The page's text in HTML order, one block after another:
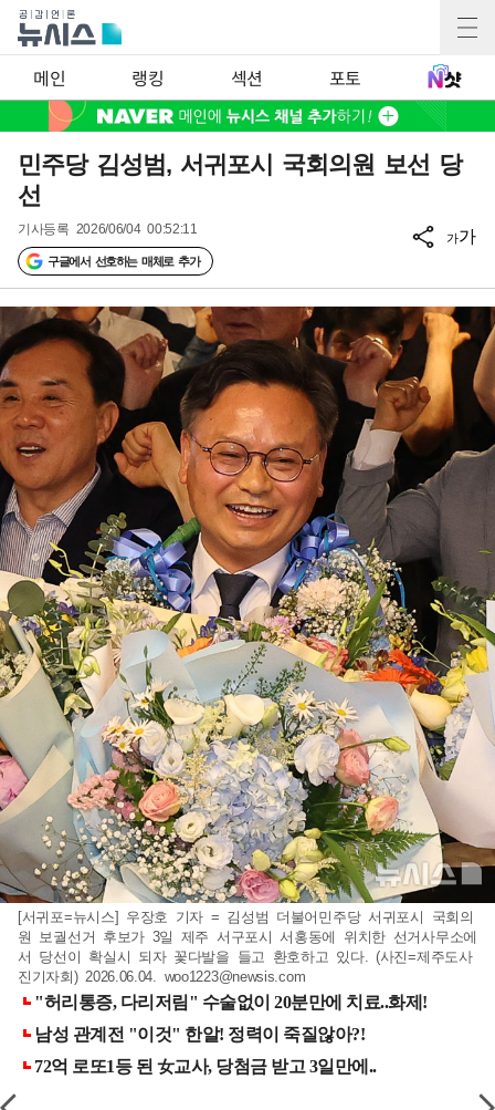
메인 랭킹 섹션 포토
민주당 김성범, 서귀포시 국회의원 보선 당
선
기사등록 2026/06/04 00:52:11
구글에서 선호하는 매체로 추가
가가
[서귀포=뉴시스] 우장호 기자 = 김성범 더불어민주당 서귀포시 국회의
원 보궐선거 후보가 3일 제주 서구포시 서홍동에 위치한 선거사무소에
서 당선이 확실시 되자 꽃다발을 들고 환호하고 있다. (사진=제주도사
진기자회) 2026.06.04. woo1223@newsis.com